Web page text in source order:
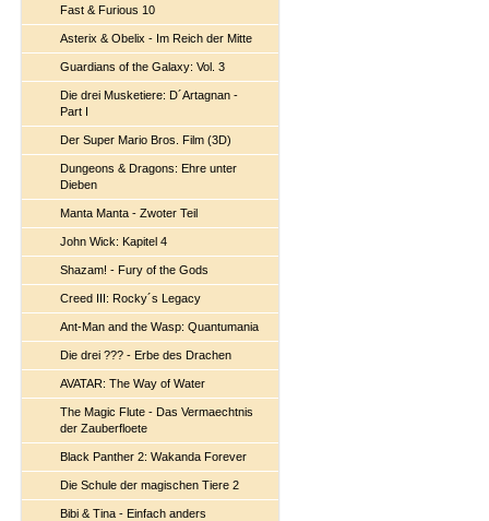
Fast & Furious 10
Asterix & Obelix - Im Reich der Mitte
Guardians of the Galaxy: Vol. 3
Die drei Musketiere: D´Artagnan -
Part I
Der Super Mario Bros. Film (3D)
Dungeons & Dragons: Ehre unter
Dieben
Manta Manta - Zwoter Teil
John Wick: Kapitel 4
Shazam! - Fury of the Gods
Creed III: Rocky´s Legacy
Ant-Man and the Wasp: Quantumania
Die drei ??? - Erbe des Drachen
AVATAR: The Way of Water
The Magic Flute - Das Vermaechtnis
der Zauberfloete
Black Panther 2: Wakanda Forever
Die Schule der magischen Tiere 2
Bibi & Tina - Einfach anders